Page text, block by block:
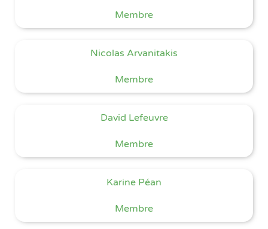
Membre
Nicolas Arvanitakis
Membre
David Lefeuvre
Membre
Karine Péan
Membre